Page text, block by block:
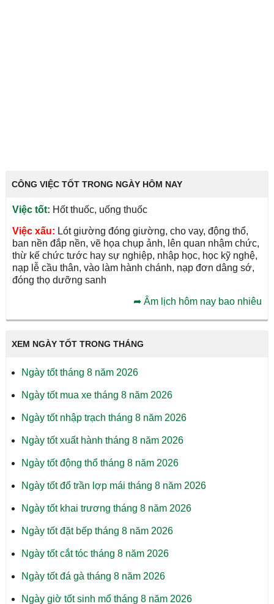
CÔNG VIỆC TỐT TRONG NGÀY HÔM NAY
Việc tốt: Hốt thuốc, uống thuốc
Việc xấu: Lót giường đóng giường, cho vay, động thổ,
ban nền đắp nền, vẽ họa chụp ảnh, lên quan nhậm chức,
thừ kế chức tước hay sự nghiệp, nhập học, học kỹ nghệ,
nạp lễ cầu thân, vào làm hành chánh, nạp đơn dâng sớ,
đóng thọ dưỡng sanh
➦Âm lịch hôm nay bao nhiêu
XEM NGÀY TỐT TRONG THÁNG
Ngày tốt tháng 8 năm 2026
Ngày tốt mua xe tháng 8 năm 2026
Ngày tốt nhập trạch tháng 8 năm 2026
Ngày tốt xuất hành tháng 8 năm 2026
Ngày tốt động thổ tháng 8 năm 2026
Ngày tốt đổ trần lợp mái tháng 8 năm 2026
Ngày tốt khai trương tháng 8 năm 2026
Ngày tốt đặt bếp tháng 8 năm 2026
Ngày tốt cắt tóc tháng 8 năm 2026
Ngày tốt đá gà tháng 8 năm 2026
Ngày giờ tốt sinh mổ tháng 8 năm 2026